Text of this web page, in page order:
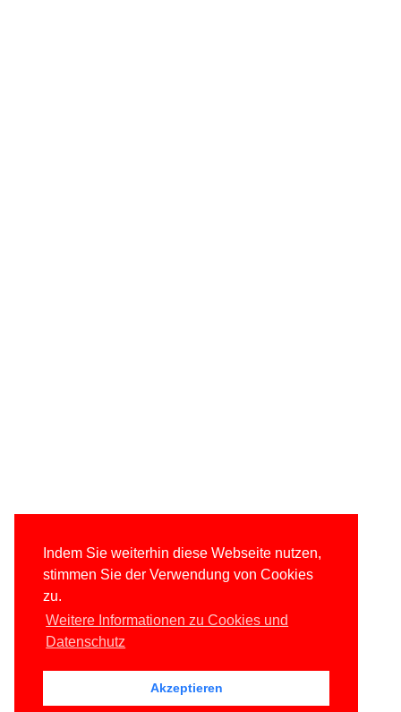
Indem Sie weiterhin diese Webseite nutzen,
stimmen Sie der Verwendung von Cookies
zu.
Weitere Informationen zu Cookies und
Datenschutz
Akzeptieren